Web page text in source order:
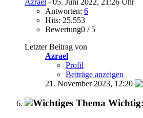
Antworten: 6
Hits: 25.553
Bewertung0 / 5
Letzter Beitrag von
Azrael
Profil
Beiträge anzeigen
21. November 2023, 12:20
Wichtig: